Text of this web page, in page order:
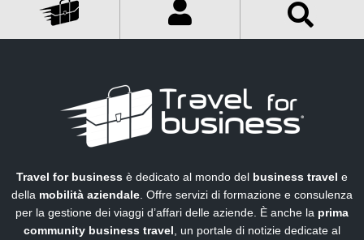
Travel for business è dedicato al mondo del business travel e
della mobilità aziendale . Offre servizi di formazione e consulenza
per la gestione dei viaggi d’affari delle aziende. È anche la prima
community business travel , un portale di notizie dedicate al